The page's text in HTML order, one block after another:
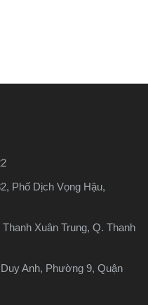
Phố Dịch Vọng Hậu,
Xuân Trung, Q. Thanh
Anh, Phường 9, Quận